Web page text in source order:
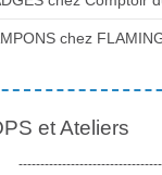
chez
et Ateliers